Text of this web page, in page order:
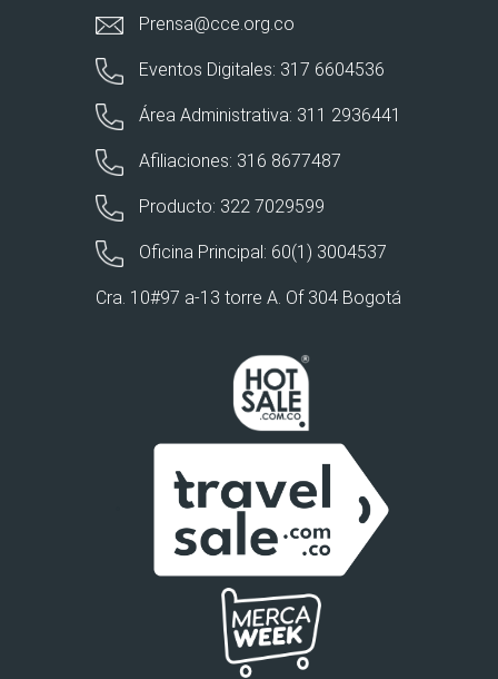
Prensa@cce.org.co
Eventos Digitales: 317 6604536
Área Administrativa: 311 2936441
Afiliaciones: 316 8677487
Producto: 322 7029599
Oficina Principal: 60(1) 3004537
Cra. 10#97 a-13 torre A. Of 304 Bogotá